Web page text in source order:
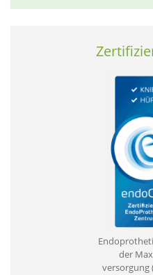
der
versorgung